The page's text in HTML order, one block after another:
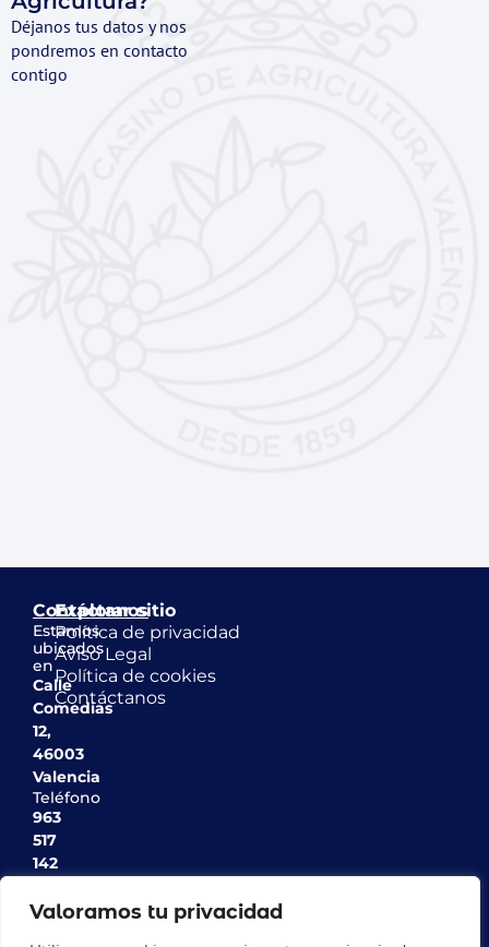
Valoramos tu privacidad
Déjanos tus datos y nos
pondremos en contacto
contigo
Contáctanos
Estamos
ubicados
en
Calle
Comedias
12,
46003
Valencia
Teléfono
963
517
142
info@casinodeagricultura.com
Explorar sitio
Política de privacidad
Aviso Legal
Política de cookies
Contáctanos